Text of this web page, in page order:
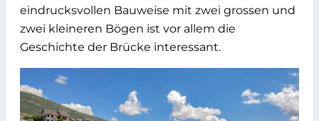
eindrucksvollen Bauweise mit zwei grossen und
zwei kleineren Bögen ist vor allem die
Geschichte der Brücke interessant.